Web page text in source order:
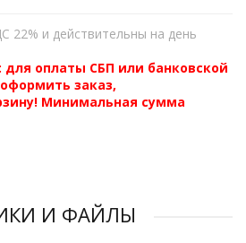
22% и действительны на день
оплаты СБП или банковской
заказ,
Минимальная сумма
И ФАЙЛЫ